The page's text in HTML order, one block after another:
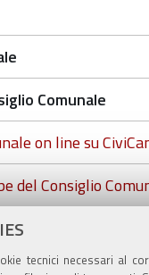
tecnici necessari al
Comunale
on line su
del Consiglio